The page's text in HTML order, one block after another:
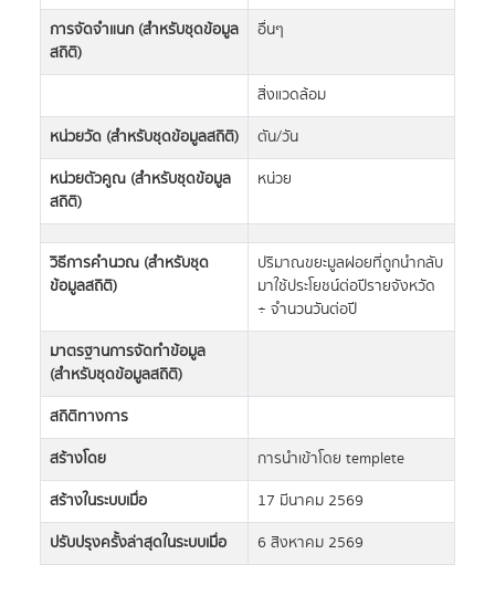
การจัดจำแนก (สำหรับชุดข้อมูล
สถิติ)
อื่นๆ
สิ่งแวดล้อม
หน่วยวัด (สำหรับชุดข้อมูลสถิติ)
ตัน/วัน
หน่วยตัวคูณ (สำหรับชุดข้อมูล
สถิติ)
หน่วย
วิธีการคำนวณ (สำหรับชุด
ข้อมูลสถิติ)
ปริมาณขยะมูลฝอยที่ถูกนำกลับ
มาใช้ประโยชน์ต่อปีรายจังหวัด
÷ จำนวนวันต่อปี
มาตรฐานการจัดทำข้อมูล
(สำหรับชุดข้อมูลสถิติ)
สถิติทางการ
สร้างโดย
การนำเข้าโดย templete
สร้างในระบบเมื่อ
17 มีนาคม 2569
ปรับปรุงครั้งล่าสุดในระบบเมื่อ
6 สิงหาคม 2569